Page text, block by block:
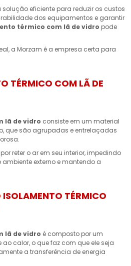
eficiente para reduzir os custos
dos equipamentos e garantir
térmico com lã de vidro pode
a Morzam é a empresa certa para
TÉRMICO COM LÃ DE
lã de vidro consiste em um material
que são agrupadas e entrelaçadas
reter o ar em seu interior, impedindo
externo e mantendo a
TÉRMICO
lã de vidro é composto por um
calor, o que faz com que ele seja
a transferência de energia